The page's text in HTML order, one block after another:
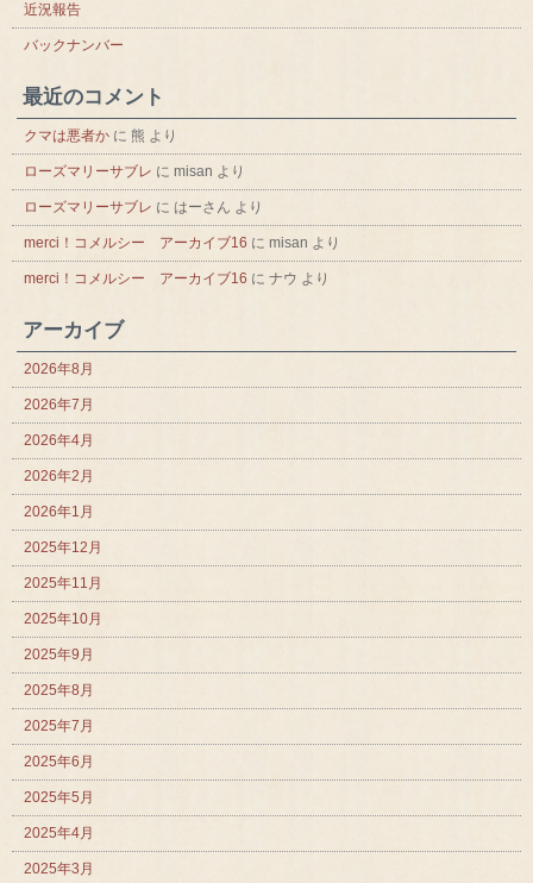
近況報告
バックナンバー
最近のコメント
クマは悪者か に 熊 より
ローズマリーサブレ に misan より
ローズマリーサブレ に はーさん より
merci！コメルシー アーカイブ16 に misan より
merci！コメルシー アーカイブ16 に ナウ より
アーカイブ
2026年8月
2026年7月
2026年4月
2026年2月
2026年1月
2025年12月
2025年11月
2025年10月
2025年9月
2025年8月
2025年7月
2025年6月
2025年5月
2025年4月
2025年3月